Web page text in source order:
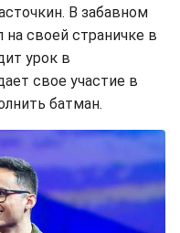
В забавном
на своей страничке в
урок в
свое участие в
батман.